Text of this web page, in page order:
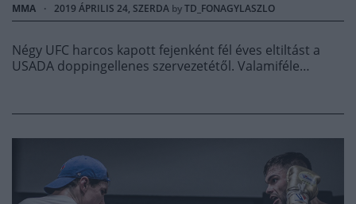
MMA · 2019 ÁPRILIS 24, SZERDA byTD_FONAGYLASZLO
Négy UFC harcos kapott fejenként fél éves eltiltást a
USADA doppingellenes szervezetétől. Valamiféle…